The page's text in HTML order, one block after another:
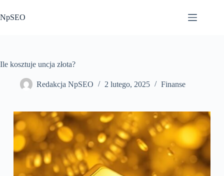
do
treści
NpSEO
Ile kosztuje uncja złota?
Redakcja NpSEO 2 lutego, 2025 Finanse